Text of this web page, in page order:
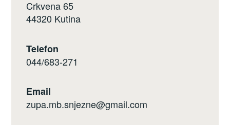
Crkvena 65
44320 Kutina
Telefon
044/683-271
Email
zupa.mb.snjezne@gmail.com